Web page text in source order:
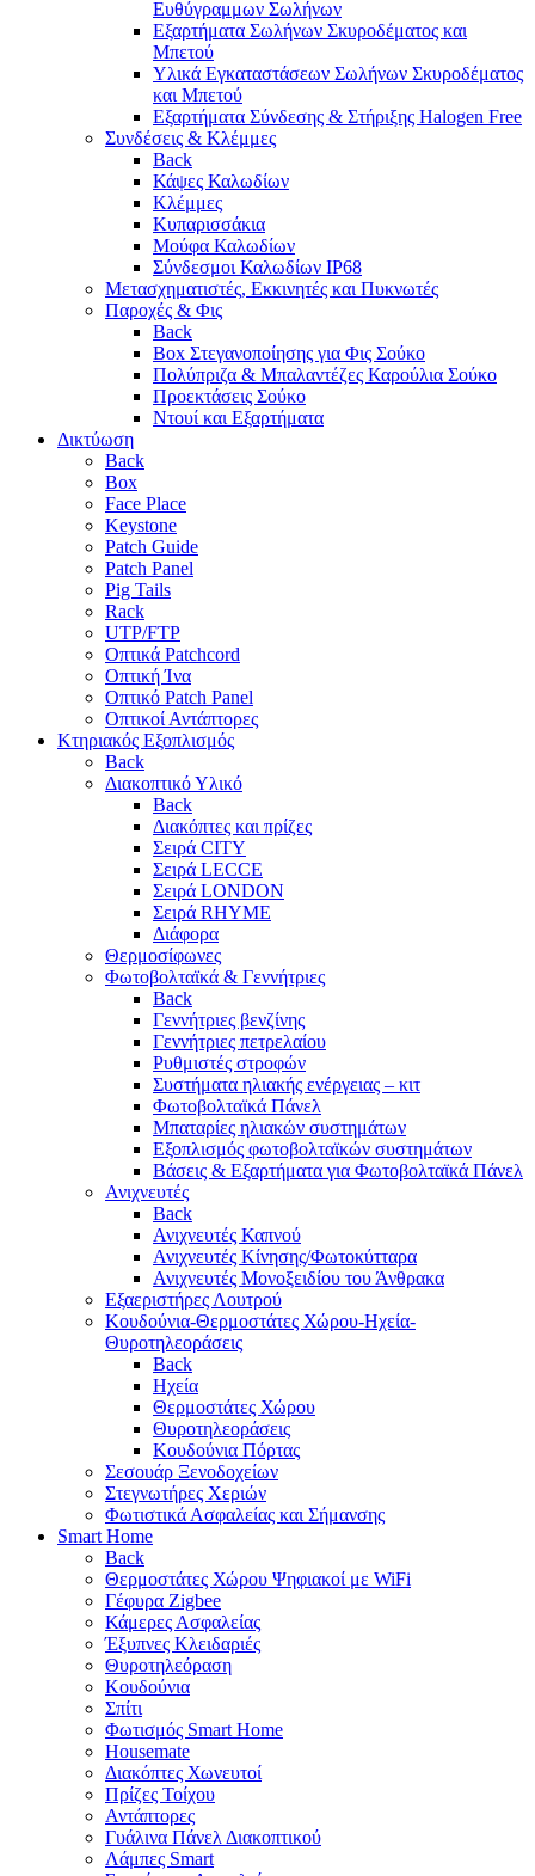
Ευθύγραμμων Σωλήνων
Εξαρτήματα Σωλήνων Σκυροδέματος και
Μπετού
Υλικά Εγκαταστάσεων Σωλήνων Σκυροδέματος
και Μπετού
Εξαρτήματα Σύνδεσης & Στήριξης Halogen Free
Συνδέσεις & Κλέμμες
Back
Κάψες Καλωδίων
Κλέμμες
Κυπαρισσάκια
Μούφα Καλωδίων
Σύνδεσμοι Καλωδίων IP68
Μετασχηματιστές, Εκκινητές και Πυκνωτές
Παροχές & Φις
Back
Box Στεγανοποίησης για Φις Σούκο
Πολύπριζα & Μπαλαντέζες Καρούλια Σούκο
Προεκτάσεις Σούκο
Ντουί και Εξαρτήματα
Δικτύωση
Back
Box
Face Place
Keystone
Patch Guide
Patch Panel
Pig Tails
Rack
UTP/FTP
Οπτικά Patchcord
Οπτική Ίνα
Οπτικό Patch Panel
Οπτικοί Αντάπτορες
Κτηριακός Εξοπλισμός
Back
Διακοπτικό Υλικό
Back
Διακόπτες και πρίζες
Σειρά CITY
Σειρά LECCE
Σειρά LONDON
Σειρά RHYME
Διάφορα
Θερμοσίφωνες
Φωτοβολταϊκά & Γεννήτριες
Back
Γεννήτριες βενζίνης
Γεννήτριες πετρελαίου
Ρυθμιστές στροφών
Συστήματα ηλιακής ενέργειας – κιτ
Φωτοβολταϊκά Πάνελ
Μπαταρίες ηλιακών συστημάτων
Εξοπλισμός φωτοβολταϊκών συστημάτων
Βάσεις & Εξαρτήματα για Φωτοβολταϊκά Πάνελ
Ανιχνευτές
Back
Ανιχνευτές Καπνού
Ανιχνευτές Κίνησης/Φωτοκύτταρα
Ανιχνευτές Μονοξειδίου του Άνθρακα
Εξαεριστήρες Λουτρού
Κουδούνια-Θερμοστάτες Χώρου-Ηχεία-
Θυροτηλεοράσεις
Back
Ηχεία
Θερμοστάτες Χώρου
Θυροτηλεοράσεις
Κουδούνια Πόρτας
Σεσουάρ Ξενοδοχείων
Στεγνωτήρες Χεριών
Φωτιστικά Ασφαλείας και Σήμανσης
Smart Home
Back
Θερμοστάτες Χώρου Ψηφιακοί με WiFi
Γέφυρα Zigbee
Κάμερες Ασφαλείας
Έξυπνες Κλειδαριές
Θυροτηλεόραση
Κουδούνια
Σπίτι
Φωτισμός Smart Home
Housemate
Διακόπτες Χωνευτοί
Πρίζες Τοίχου
Αντάπτορες
Γυάλινα Πάνελ Διακοπτικού
Λάμπες Smart